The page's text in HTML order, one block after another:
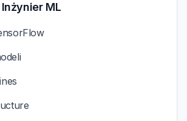
ML